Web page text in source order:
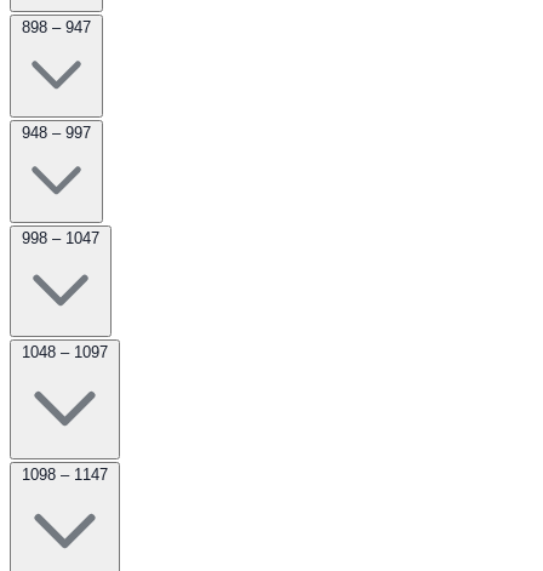
898 – 947
948 – 997
998 – 1047
1048 – 1097
1098 – 1147